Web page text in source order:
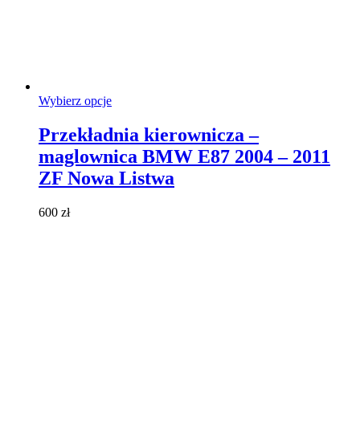
Wybierz opcjeTen
ma
wiele
wariantów.
Opcje
można
Przekładnia kierownicza –
maglownica BMW E87 2004 – 2011
ZF Nowa Listwa
600 zł